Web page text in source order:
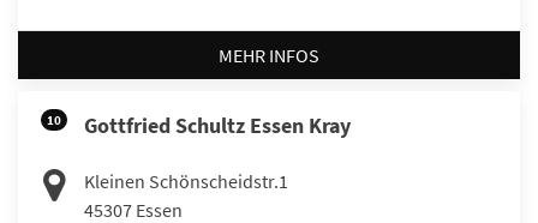
MEHR INFOS
10 Gottfried Schultz Essen Kray
Kleinen Schönscheidstr.1
45307 Essen